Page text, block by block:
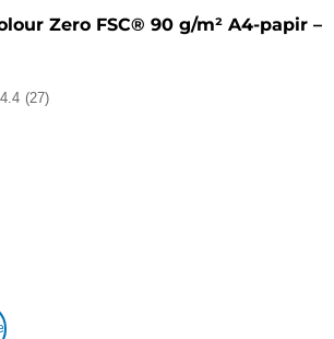
Zero FSC® 90 g/m² A4-papir –
4.4 (27)